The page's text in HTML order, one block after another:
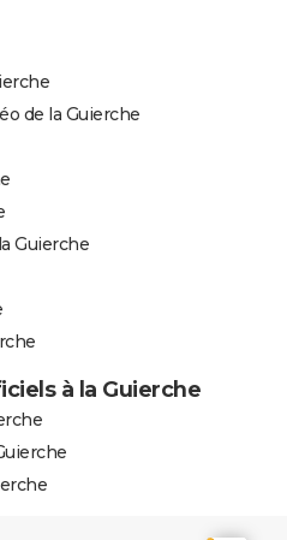
de la Guierche
Guierche
à la Guierche